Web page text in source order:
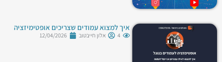
איך למצוא עמודים שצריכים אופטימיזציה
4 אלון חייבטוב 12/04/2026